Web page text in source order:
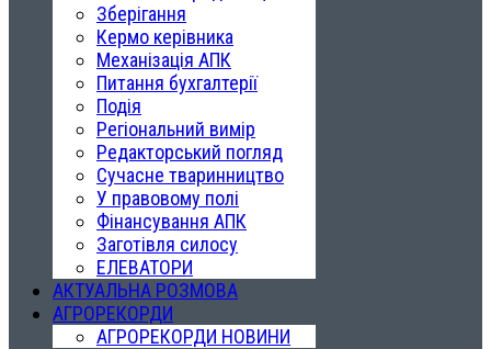
Зберігання
Кермо керівника
Механізація АПК
Питання бухгалтерії
Подія
Регіональний вимір
Редакторський погляд
Сучасне тваринництво
У правовому полі
Фінансування АПК
Заготівля силосу
ЕЛЕВАТОРИ
АКТУАЛЬНА РОЗМОВА
АГРОРЕКОРДИ
АГРОРЕКОРДИ НОВИНИ